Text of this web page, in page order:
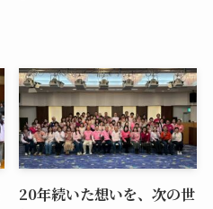
20年続いた想いを、次の世